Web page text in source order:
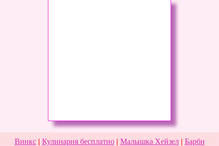
Винкс| Кулинария бесплатно| Малышка Хейзел| Барби